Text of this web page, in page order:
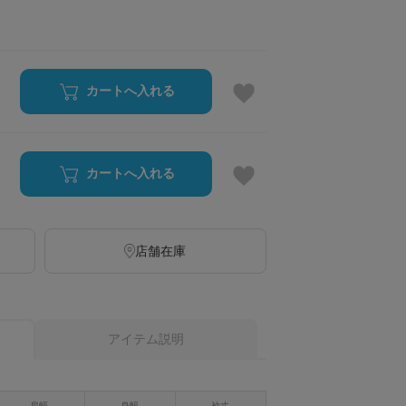
カートへ入れる
カートへ入れる
店舗在庫
アイテム説明